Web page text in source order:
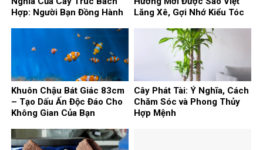
Hợp: Người Bạn Đồng Hành
Lăng Xê, Gợi Nhớ Kiểu Tóc
Khuôn Chậu Bát Giác 83cm
– Tạo Dấu Ấn Độc Đáo Cho
Không Gian Của Bạn
Cây Phát Tài: Ý Nghĩa, Cách
Chăm Sóc và Phong Thủy
Hợp Mệnh